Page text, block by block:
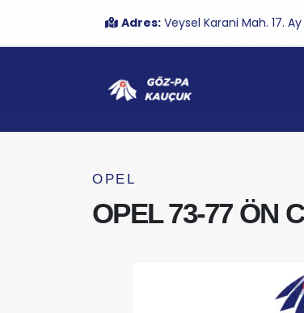
Adres: Veysel Karani Mah. 17.
OPEL 73-77 ÖN
OPEL
OPEL 73-77 ÖN